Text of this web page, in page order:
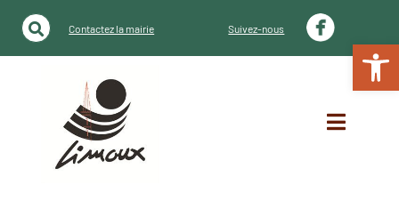
Ouvrir
Contactez la mairie Suivez-nous